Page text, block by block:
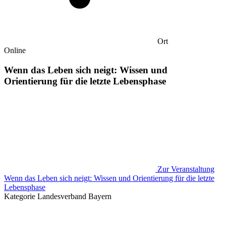
Ort
Online
Wenn das Leben sich neigt: Wissen und
Orientierung für die letzte Lebensphase
Zur Veranstaltung
Wenn das Leben sich neigt: Wissen und Orientierung für die letzte
Lebensphase
Kategorie Landesverband Bayern